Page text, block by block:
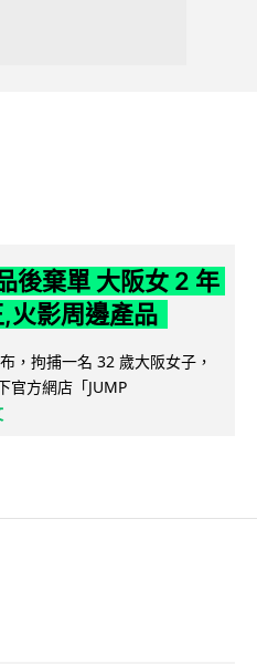
後棄單 大阪女 2 年
火影周邊產品
，拘捕一名 32 歲大阪女子，
官方網店「JUMP